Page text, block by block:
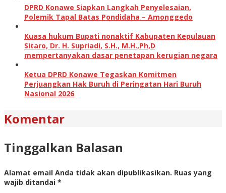
DPRD Konawe Siapkan Langkah Penyelesaian,
Polemik Tapal Batas Pondidaha – Amonggedo
Kuasa hukum Bupati nonaktif Kabupaten Kepulauan
Sitaro, Dr. H. Supriadi, S.H., M.H.,Ph,D
mempertanyakan dasar penetapan kerugian negara
Ketua DPRD Konawe Tegaskan Komitmen
Perjuangkan Hak Buruh di Peringatan Hari Buruh
Nasional 2026
Komentar
Tinggalkan Balasan
Alamat email Anda tidak akan dipublikasikan. Ruas yang
wajib ditandai *